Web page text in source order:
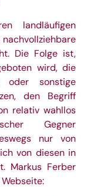
landläufigen
nachvollziehbare
Die Folge ist,
wird, die
oder sonstige
den Begriff
relativ wahllos
Gegner
nur von
von diesen in
Markus Ferber